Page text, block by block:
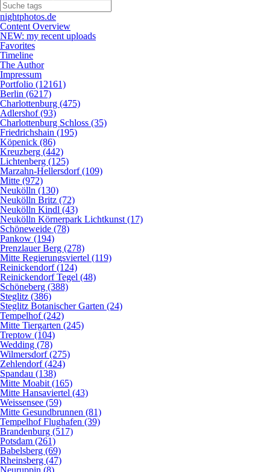
nightphotos.de
Content Overview
NEW: my recent uploads
Favorites
Timeline
The Author
Impressum
Portfolio (12161)
Berlin (6217)
Charlottenburg (475)
Adlershof (93)
Charlottenburg Schloss (35)
Friedrichshain (195)
Köpenick (86)
Kreuzberg (442)
Lichtenberg (125)
Marzahn-Hellersdorf (109)
Mitte (972)
Neukölln (130)
Neukölln Britz (72)
Neukölln Kindl (43)
Neukölln Körnerpark Lichtkunst (17)
Schöneweide (78)
Pankow (194)
Prenzlauer Berg (278)
Mitte Regierungsviertel (119)
Reinickendorf (124)
Reinickendorf Tegel (48)
Schöneberg (388)
Steglitz (386)
Steglitz Botanischer Garten (24)
Tempelhof (242)
Mitte Tiergarten (245)
Treptow (104)
Wedding (78)
Wilmersdorf (275)
Zehlendorf (424)
Spandau (138)
Mitte Moabit (165)
Mitte Hansaviertel (43)
Weissensee (59)
Mitte Gesundbrunnen (81)
Tempelhof Flughafen (39)
Brandenburg (517)
Potsdam (261)
Babelsberg (69)
Rheinsberg (47)
Neuruppin (8)